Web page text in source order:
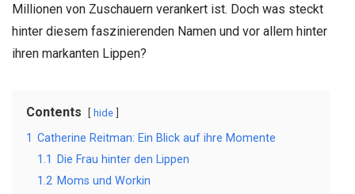
Millionen von Zuschauern verankert ist. Doch was steckt
hinter diesem faszinierenden Namen und vor allem hinter
ihren markanten Lippen?
Contents hide
1 Catherine Reitman: Ein Blick auf ihre Momente
1.1
Die Frau hinter den Lippen
1.2 Moms und Workin